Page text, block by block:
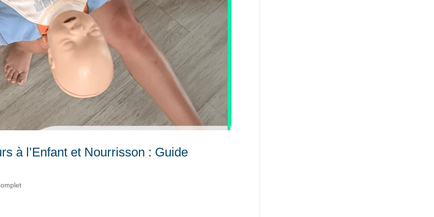
à l’Enfant et Nourrisson : Guide